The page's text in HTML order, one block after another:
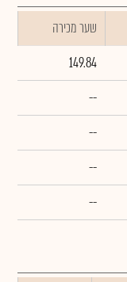
שער מכירה
149.84
--
--
--
--